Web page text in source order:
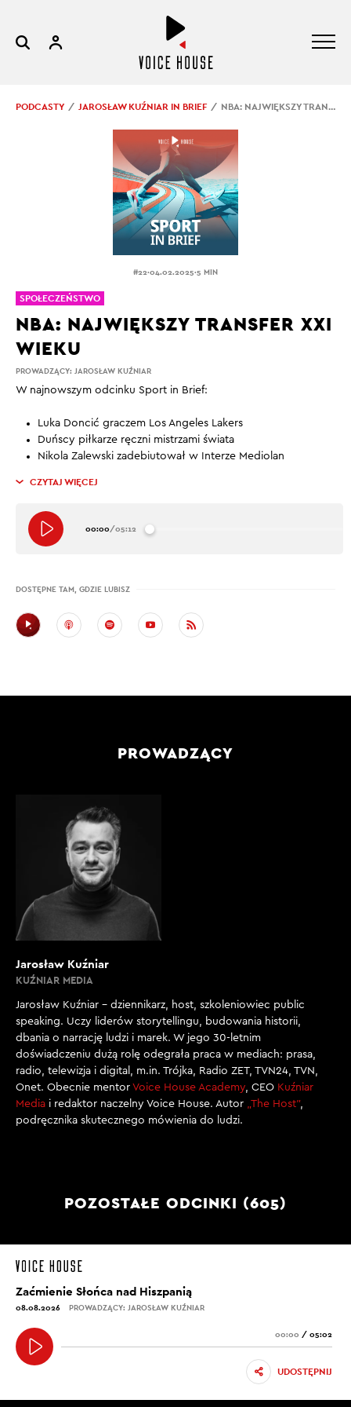
PODCASTY JAROSŁAW KUŹNIAR IN BRIEF NBA: NAJWIĘKSZY TRANSFER XXI WIEKU
#22.04.02.2025.5 MIN
PROWADZĄCY: JAROSŁAW KUŹNIAR
NBA: NAJWIĘKSZY TRANSFER XXI
WIEKU
W najnowszym odcinku Sport in Brief:
Luka Doncić graczem Los Angeles Lakers
Duńscy piłkarze ręczni mistrzami świata
Nikola Zalewski zadebiutował w Interze Mediolan
CZYTAJ WIĘCEJ
00:00/05:12
DOSTĘPNE TAM, GDZIE LUBISZ
SPOŁECZEŃSTWO
PROWADZĄCY
Jarosław Kuźniar
KUŹNIAR MEDIA
Jarosław Kuźniar – dziennikarz, host, szkoleniowiec public
speaking. Uczy liderów storytellingu, budowania historii,
dbania o narrację ludzi i marek. W jego 30-letnim
doświadczeniu dużą rolę odegrała praca w mediach: prasa,
radio, telewizja i digital, m.in. Trójka, Radio ZET, TVN24, TVN,
Onet. Obecnie mentor Voice House Academy, CEO Kuźniar
Media i redaktor naczelny Voice House. Autor „The Host”,
podręcznika skutecznego mówienia do ludzi.
POZOSTAŁE ODCINKI (605)
Zaćmienie Słońca nad Hiszpanią
08.08.2026 PROWADZĄCY: JAROSŁAW KUŹNIAR
00:00 / 05:02
UDOSTĘPNIJ